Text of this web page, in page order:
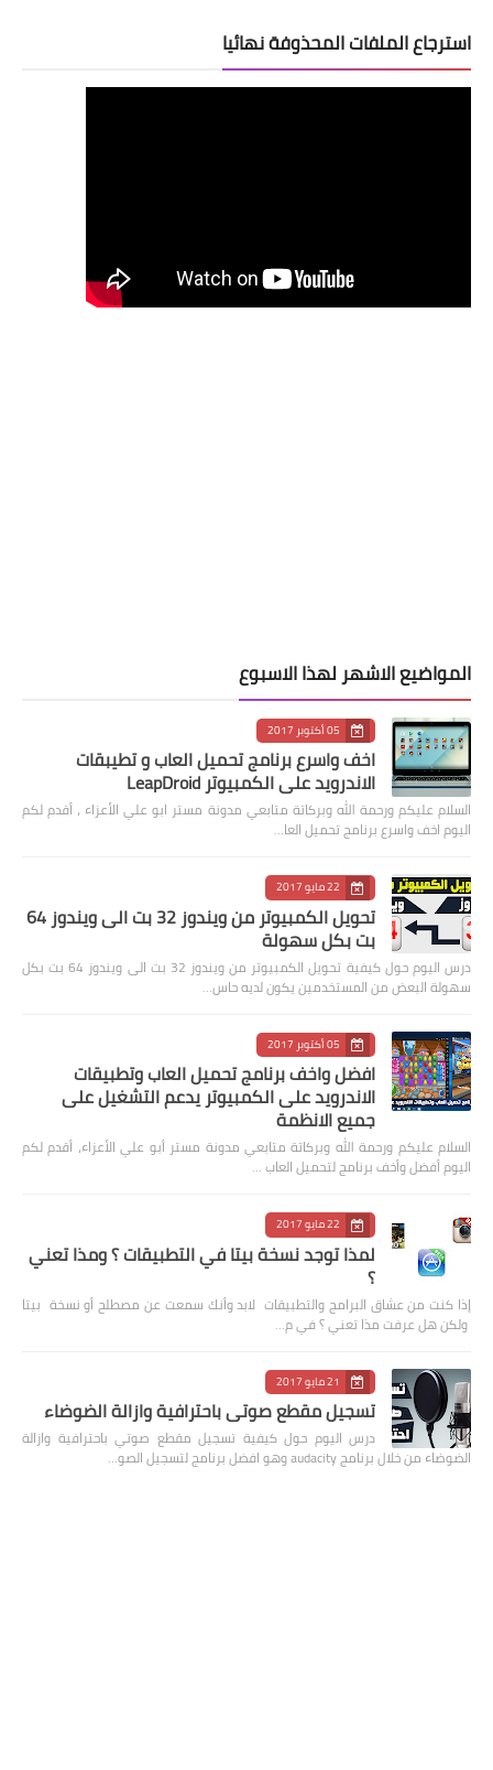
استرجاع الملفات المحذوفة نهائيا
المواضيع الاشهر لهذا الاسبوع
05 أكتوبر 2017
اخف واسرع برنامج تحميل العاب و تطيبقات
الاندرويد على الكمبيوتر LeapDroid
السلام عليكم ورحمة الله وبركاتة متابعي مدونة مستر ابو علي الأعزاء ، أقدم لكم
اليوم اخف واسرع برنامج تحميل العا…
22 مايو 2017
تحويل الكمبيوتر من ويندوز 32 بت الى ويندوز 64
بت بكل سهولة
درس اليوم حول كيفية تحويل الكمبيوتر من ويندوز 32 بت الى ويندوز 64 بت بكل
سهولة البعض من المستخدمين يكون لديه حاس…
05 أكتوبر 2017
افضل واخف برنامج تحميل العاب وتطبيقات
الاندرويد على الكمبيوتر يدعم التشغيل على
جميع الانظمة
السلام عليكم ورحمة الله وبركاتة متابعي مدونة مستر أبو علي الأعزاء، أقدم لكم
اليوم أفضل وأخف برنامج لتحميل العاب …
22 مايو 2017
لمذا توجد نسخة بيتا في التطبيقات ؟ ومذا تعني
؟
إذا كنت من عشاق البرامج والتطبيقات لابد وأنك سمعت عن مصطلح أو نسخة بيتا
ولكن هل عرفت مذا تعني ؟ في م…
21 مايو 2017
تسجيل مقطع صوتي باحترافية وازالة الضوضاء
درس اليوم حول كيفية تسجيل مقطع صوتي باحترافية وازالة
الضوضاء من خلال برنامج audacity وهو افضل برنامج لتسجيل الصو…